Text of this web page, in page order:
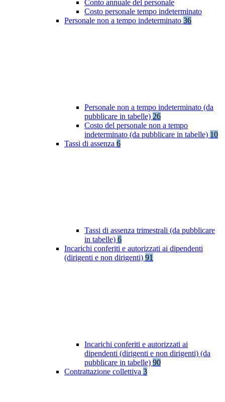
Conto annuale del personale
Costo personale tempo indeterminato
Personale non a tempo indeterminato 36
Personale non a tempo indeterminato (da
pubblicare in tabelle) 26
Costo del personale non a tempo
indeterminato (da pubblicare in tabelle) 10
Tassi di assenza 6
Tassi di assenza trimestrali (da pubblicare
in tabelle) 6
Incarichi conferiti e autorizzati ai dipendenti
(dirigenti e non dirigenti) 91
Incarichi conferiti e autorizzati ai
dipendenti (dirigenti e non dirigenti) (da
pubblicare in tabelle) 90
Contrattazione collettiva 3